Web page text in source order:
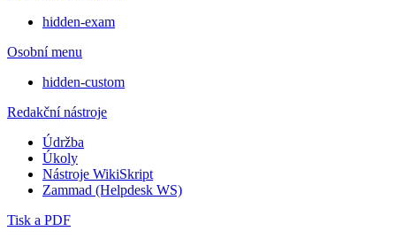
hidden-exam
Osobní menu
hidden-custom
Redakční nástroje
Údržba
Úkoly
Nástroje WikiSkript
Zammad (Helpdesk WS)
Tisk a PDF